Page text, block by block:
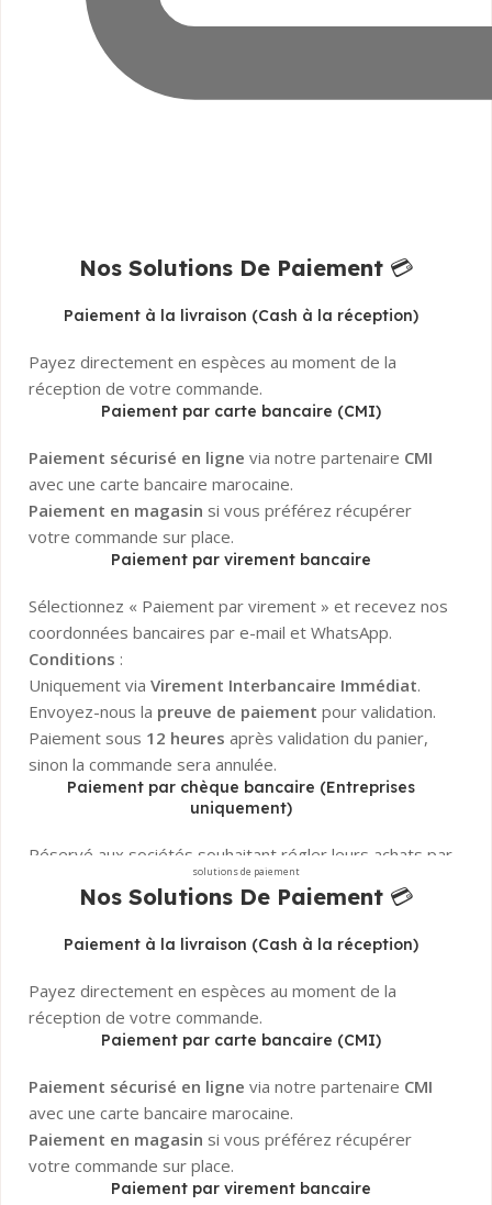
Nos Solutions De Paiement💳
Paiement à la livraison (Cash à la réception)
Payez directement en espèces au moment de la
réception de votre commande.
Paiement par carte bancaire (CMI)
Paiement sécurisé en ligne via notre partenaire CMI
avec une carte bancaire marocaine.
Paiement en magasin si vous préférez récupérer
votre commande sur place.
Paiement par virement bancaire
Sélectionnez « Paiement par virement » et recevez nos
coordonnées bancaires par e-mail et WhatsApp.
Conditions :
Uniquement via Virement Interbancaire Immédiat.
Envoyez-nous la preuve de paiement pour validation.
Paiement sous 12 heures après validation du panier,
sinon la commande sera annulée.
Paiement par chèque bancaire (Entreprises
uniquement)
Réservé aux sociétés souhaitant régler leurs achats par
chèque bancaire certifié.
La commande sera confirmée uniquement après
encaissement et validation
du chèque par notre
Besoin d’aide ?Notre service client est disponible pour
répondre à toutes vos questions sur les paiements !
solutions de paiement
Nos Solutions De Paiement💳
Paiement à la livraison (Cash à la réception)
Payez directement en espèces au moment de la
réception de votre commande.
Paiement par carte bancaire (CMI)
Paiement sécurisé en ligne via notre partenaire CMI
avec une carte bancaire marocaine.
Paiement en magasin si vous préférez récupérer
votre commande sur place.
Paiement par virement bancaire